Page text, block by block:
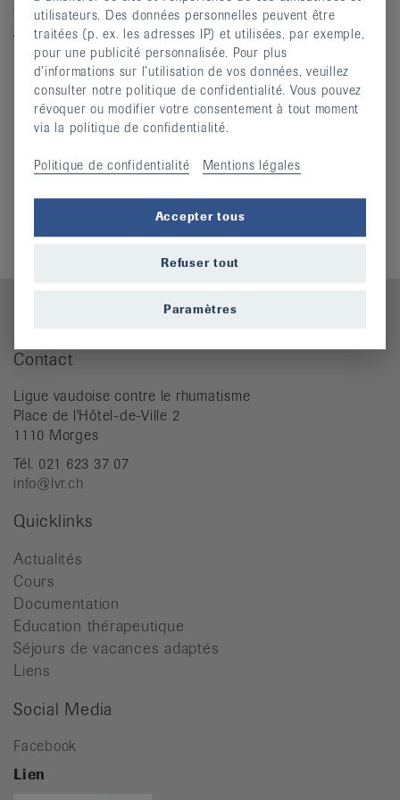
du lundi au jeudi : 8h30 - 12h / 13h30 - 17h
vendredi : 8h30 - 12h / après-midi fermé
Nous trouver
Qui sommes-nous ?
Contact
Ligue vaudoise contre le rhumatisme
Place de l'Hôtel-de-Ville 2
1110 Morges
Tél. 021 623 37 07
info@lvr.ch
Quicklinks
Actualités
Cours
Documentation
Education thérapeutique
Séjours de vacances adaptés
Liens
Social Media
Facebook
Lien
utilisateurs. Des données personnelles peuvent être
traitées (p. ex. les adresses IP) et utilisées, par exemple,
pour une publicité personnalisée. Pour plus
d’informations sur l’utilisation de vos données, veuillez
consulter notre politique de confidentialité. Vous pouvez
révoquer ou modifier votre consentement à tout moment
via la politique de confidentialité.
Politique de confidentialité Mentions légales
Accepter tous
Refuser tout
Paramètres